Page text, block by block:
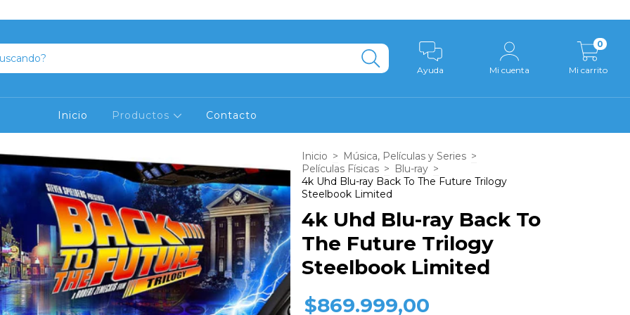
Ayuda Mi cuenta Mi carrito
0
Inicio Productos Contacto
Inicio > Música, Películas y Series >
Películas Físicas > Blu-ray >
4k Uhd Blu-ray Back To The Future Trilogy
Steelbook Limited
4k Uhd Blu-ray Back To
The Future Trilogy
Steelbook Limited
$869.999,00